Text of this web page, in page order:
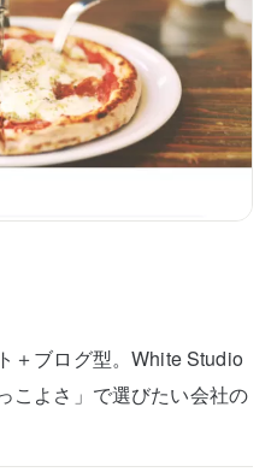
＋ブログ型。White Studio
こよさ」で選びたい会社の